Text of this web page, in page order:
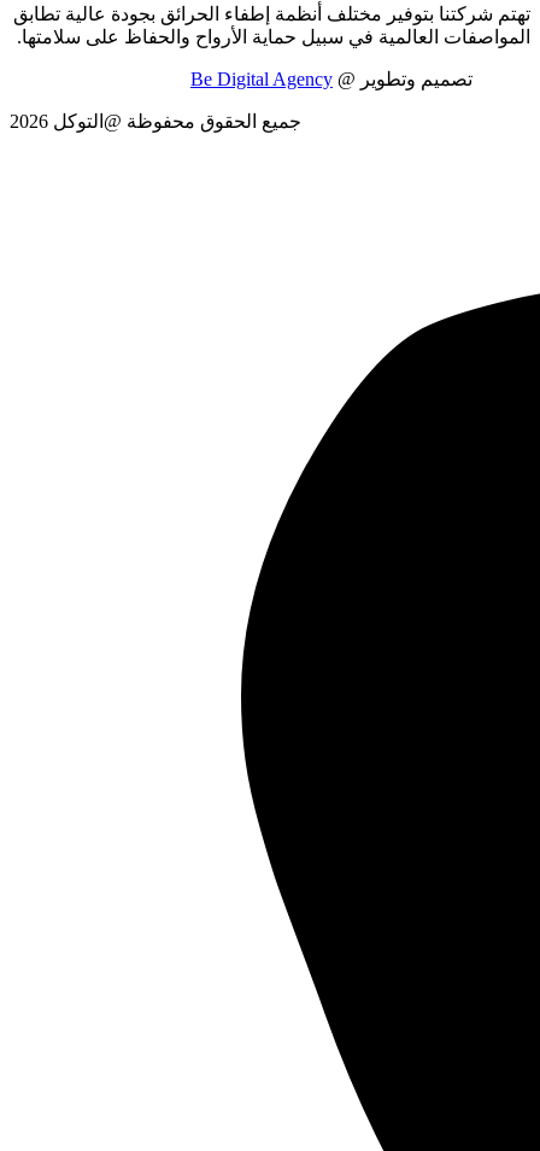
تهتم شركتنا بتوفير مختلف أنظمة إطفاء الحرائق بجودة عالية تطابق
المواصفات العالمية في سبيل حماية الأرواح والحفاظ على سلامتها.
تصميم وتطوير @ Be Digital Agency
جميع الحقوق محفوظة @التوكل 2026